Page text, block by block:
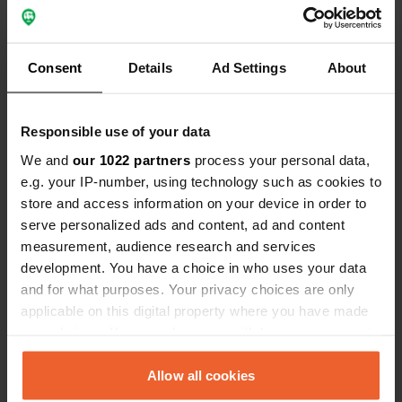
Consent Details Ad Settings About
Responsible use of your data
We and our 1022 partners process your personal data,
e.g. your IP-number, using technology such as cookies to
store and access information on your device in order to
serve personalized ads and content, ad and content
measurement, audience research and services
development. You have a choice in who uses your data
and for what purposes. Your privacy choices are only
applicable on this digital property where you have made
any time from the Cookie Declaration or by clicking on
the Privacy trigger icon.Allow all cookies
Contact
L'adresse sera partagée après la réservation
Emplacement
Schneverdingen, Allemagne Copie